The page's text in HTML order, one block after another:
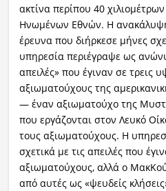
ακτίνα περίπου 40
Ηνωμένων Εθνών. Η
έρευνα που διήρκεσε μήνες
υπηρεσία περιέγραψε ως
απειλές» που έγιναν σε τρεις
αξιωματούχους της
— έναν αξιωματούχο της
που εργάζονται στον Λευκό
τους αξιωματούχους. Η
σχετικά με τις απειλές που
αξιωματούχους, αλλά ο
από αυτές ως «ψευδείς